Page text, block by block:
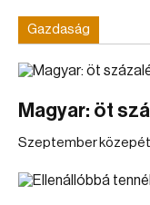
Gazdaság
Magyar: öt
Szeptember